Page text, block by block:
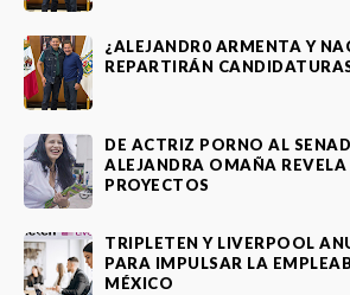
¿ALEJANDR0 ARMENTA Y
REPARTIRÁN
DE ACTRIZ PORNO AL
ALEJANDRA OMAÑA REVELA
PROYECTOS
TRIPLETEN Y LIVERPOOL
PARA IMPULSAR LA
MÉXICO